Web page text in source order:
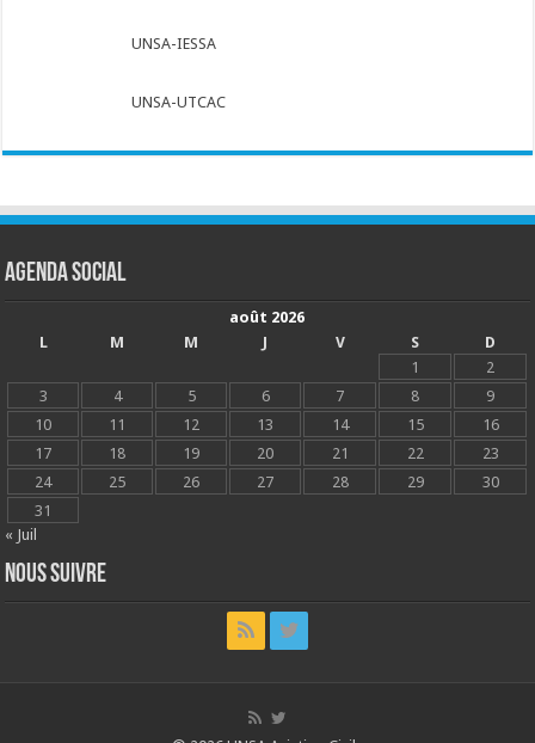
UNSA-IESSA
UNSA-UTCAC
Agenda social
août 2026
L
M M J V S
D
1
2
3
4 5 6 7 8
9
10
11 12 13 14 15
16
17
18 19 20 21 22
23
24
25 26 27 28 29
30
31
« Juil
Nous suivre